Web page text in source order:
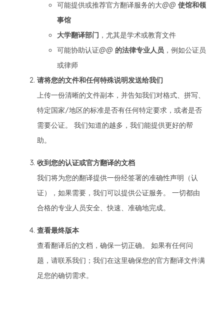
可能提供或推荐官方翻译服务的大@@ 使馆和领
事馆
大学翻译部门 ，尤其是学术或教育文件
可能协助认证@@ 的法律专业人员 ，例如公证员
或律师
请将您的文件和任何特殊说明发送给我们
上传一份清晰的文件副本，并告知我们对格式、拼写、
特定国家/地区的标准是否有任何特定要求，或者是否
需要公证。 我们知道的越多，我们能提供更好的帮
助。
收到您的认证或官方翻译的文档
我们将为您的翻译提供一份经签署的准确性声明（认
证），如果需要，我们可以提供公证服务。 一切都由
合格的专业人员安全、快速、准确地完成。
查看最终版本
查看翻译后的文档，确保一切正确。 如果有任何问
题，请联系我们；我们在这里确保您的官方翻译文件满
足您的确切需求。